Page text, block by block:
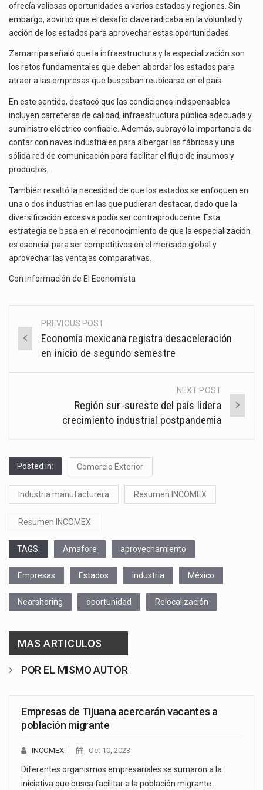
ofrecía valiosas oportunidades a varios estados y regiones. Sin
embargo, advirtió que el desafío clave radicaba en la voluntad y
acción de los estados para aprovechar estas oportunidades.
Zamarripa señaló que la infraestructura y la especialización son
los retos fundamentales que deben abordar los estados para
atraer a las empresas que buscaban reubicarse en el país.
En este sentido, destacó que las condiciones indispensables
incluyen carreteras de calidad, infraestructura pública adecuada y
suministro eléctrico confiable. Además, subrayó la importancia de
contar con naves industriales para albergar las fábricas y una
sólida red de comunicación para facilitar el flujo de insumos y
productos.
También resaltó la necesidad de que los estados se enfoquen en
una o dos industrias en las que pudieran destacar, dado que la
diversificación excesiva podía ser contraproducente. Esta
estrategia se basa en el reconocimiento de que la especialización
es esencial para ser competitivos en el mercado global y
aprovechar las ventajas comparativas.
Con información de El Economista
Post
navigation
PREVIOUS POST
Economía mexicana registra desaceleración
en inicio de segundo semestre
NEXT POST
Región sur-sureste del país lidera
crecimiento industrial postpandemia
Posted in: Comercio Exterior
Industria manufacturera Resumen INCOMEX
Resumen INCOMEX
TAGS: Amafore aprovechamiento
Empresas Estados industria México
Nearshoring oportunidad Relocalización
MAS ARTICULOS
POR EL MISMO AUTOR
Empresas de Tijuana acercarán vacantes a
población migrante
INCOMEX Oct 10, 2023
Diferentes organismos empresariales se sumaron a la
iniciativa que busca facilitar a la población migrante…